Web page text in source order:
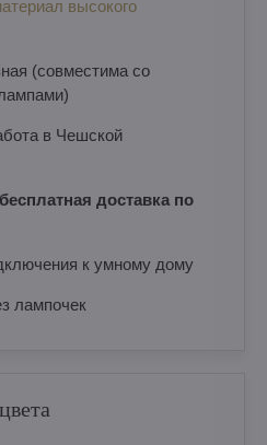
высокого
(совместима со
в Чешской
доставка по
к умному дому
лампочек